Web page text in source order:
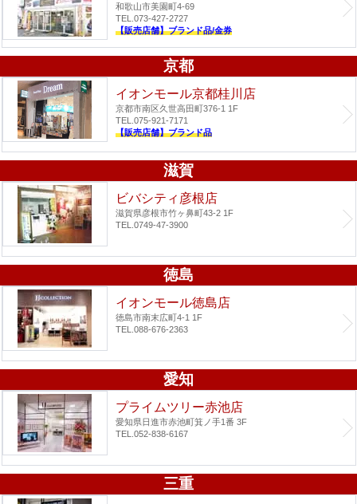
和歌山市美園町4-69
TEL.073-427-2727
【販売店舗】ブランド品/金券
京都
イオンモール京都桂川店
京都市南区久世高田町376-1 1F
TEL.075-921-7171
【販売店舗】ブランド品
滋賀
ビバシティ彦根店
滋賀県彦根市竹ヶ鼻町43-2 1F
TEL.0749-47-3900
徳島
イオンモール徳島店
徳島市南末広町4-1 1F
TEL.088-676-2363
愛知
プライムツリー赤池店
愛知県日進市赤池町箕ノ手1番 3F
TEL.052-838-6167
三重